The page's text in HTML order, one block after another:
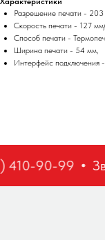
Разрешение печати - 203
Скорость печати - 127
Способ печати -
Ширина печати - 54 мм,
Интерфейс подключения
410-90-99